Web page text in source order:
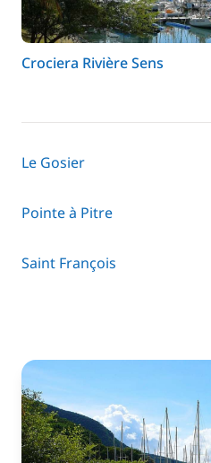
Crociera Rivière Sens
Le Gosier
Pointe à Pitre
Saint François